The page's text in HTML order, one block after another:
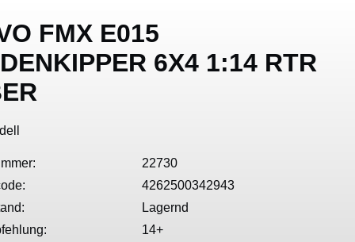
FMX E015
6X4 1:14 RTR
22730
4262500342943
Lagernd
14+